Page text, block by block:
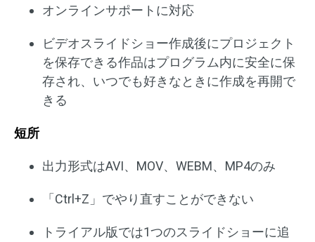
オンラインサポートに対応
ビデオスライドショー作成後にプロジェクト
を保存できる作品はプログラム内に安全に保
存され、いつでも好きなときに作成を再開で
きる
短所
出力形式はAVI、MOV、WEBM、MP4のみ
「Ctrl+Z」でやり直すことができない
トライアル版では1つのスライドショーに追